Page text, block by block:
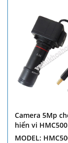
Camera 5Mp
hiển vi HMC500
MODEL: